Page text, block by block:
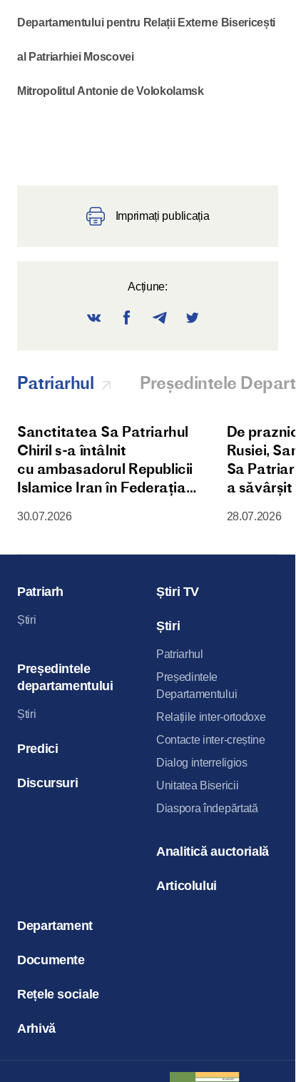
Departamentului pentru Relații Externe Bisericești
al Patriarhiei Moscovei
Mitropolitul Antonie de Volokolamsk
Imprimați publicația
Acțiune:
Patriarhul Președintele
Sanctitatea Sa Patriarhul
Chiril s-a întâlnit
cu ambasadorul Republicii
Islamice Iran în Federația
30.07.2026
De
Rusiei,
Sa
a
28.07.2026
Patriarh
Știri
Președintele
departamentului
Știri
Predici
Discursuri
Știri TV
Știri
Patriarhul
Președintele
Departamentului
Relațiile inter-ortodoxe
Contacte inter-creștine
Dialog interreligios
Unitatea Bisericii
Diaspora îndepărtată
Analitică auctorială
Articolului
Departament
Documente
Rețele sociale
Arhivă